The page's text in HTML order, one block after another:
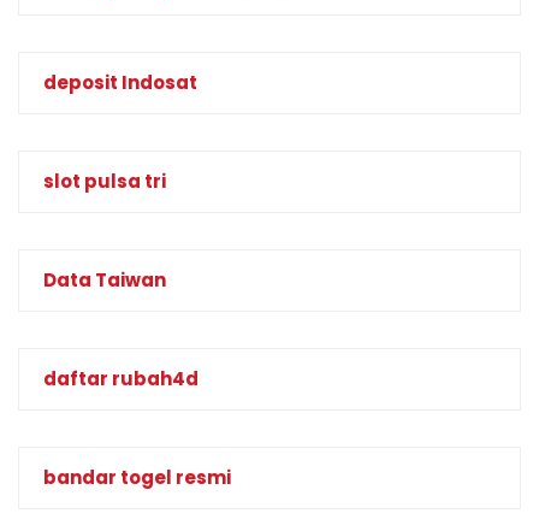
deposit Indosat
slot pulsa tri
Data Taiwan
daftar rubah4d
bandar togel resmi